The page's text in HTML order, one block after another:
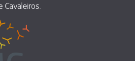
Cavaleiros.